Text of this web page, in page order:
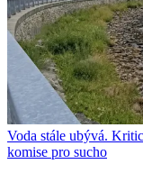
Voda stále ubývá.
komise pro sucho